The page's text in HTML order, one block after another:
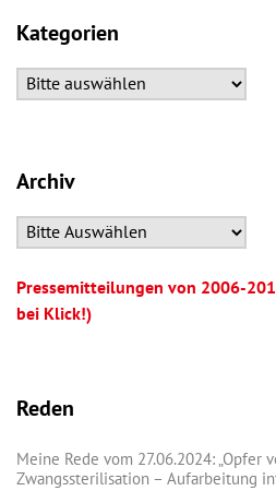
Kategorien
Archiv
Pressemitteilungen von 2006-
bei Klick!)
Reden
Meine Rede vom 27.06.2024: „Opfer
Zwangssterilisation – Aufarbeitung